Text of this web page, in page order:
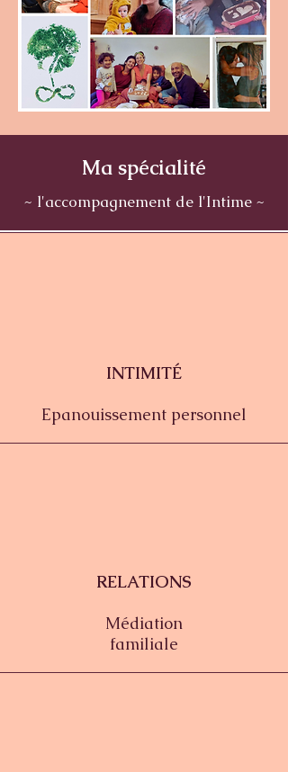
Ma spécialité
~ l'accompagnement de l'Intime ~
INTIMITÉ
Epanouissement personnel
RELATIONS
Médiation
familiale